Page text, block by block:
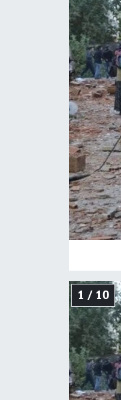
1 / 10
Gündem
Özel Haber
POLİTİKA
Siyaset